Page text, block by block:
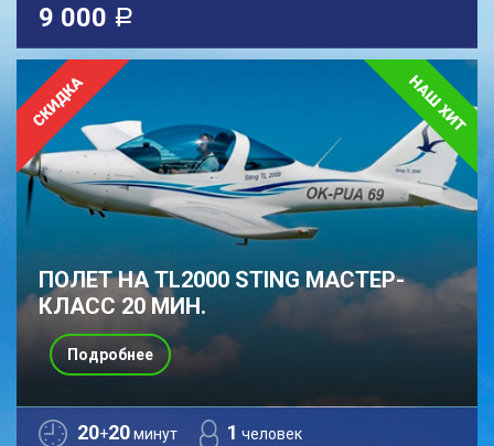
9 000 a
ПОЛЕТ НА TL2000 STING МАСТЕР-
КЛАСС 20 МИН.
20+20минут 1 человек
Подробнее